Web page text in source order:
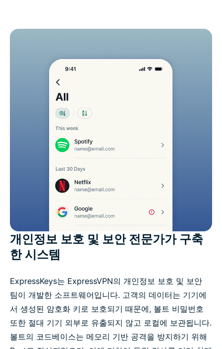
개인정보 보호 및 보안 전문가가 구축
한 시스템
ExpressKeys는 ExpressVPN의 개인정보 보호 및 보안
팀이 개발한 소프트웨어입니다. 고객의 데이터는 기기에
서 생성된 암호화 키로 보호되기 때문에, 볼트 비밀번호
또한 절대 기기 외부로 유출되지 않고 로컬에 보관됩니다.
볼트의 코드베이스는 메모리 기반 공격을 방지하기 위해